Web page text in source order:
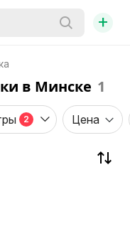
+
в Минске 1
2 Цена